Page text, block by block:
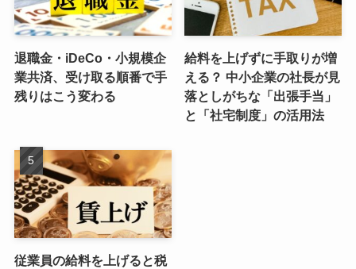
退職金・iDeCo・小規模企
業共済、受け取る順番で手
残りはこう変わる
給料を上げずに手取りが増
える？ 中小企業の社長が見
落としがちな「出張手当」
と「社宅制度」の活用法
従業員の給料を上げると税